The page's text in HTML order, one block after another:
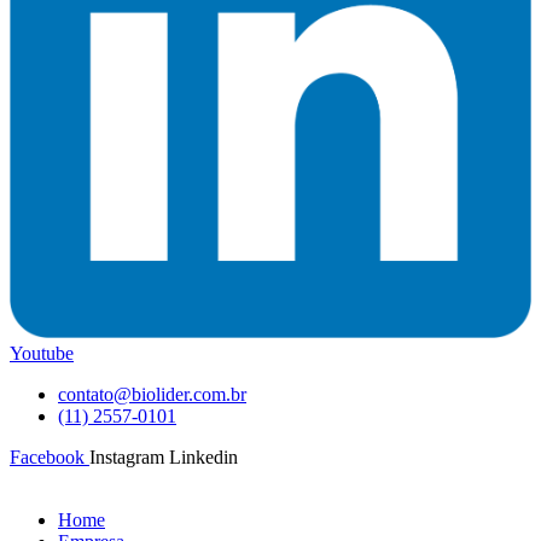
Youtube
contato@biolider.com.br
(11) 2557-0101
Facebook Instagram Linkedin
Home